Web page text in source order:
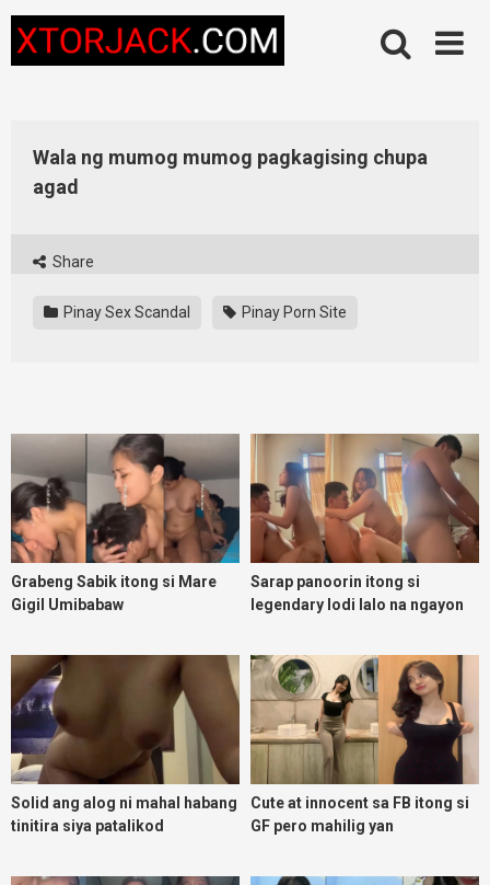
content
Wala ng mumog mumog pagkagising chupa
agad
Share
Pinay Sex Scandal Pinay Porn Site
Grabeng Sabik itong si Mare
Gigil Umibabaw
Sarap panoorin itong si
legendary lodi lalo na ngayon
Solid ang alog ni mahal habang
tinitira siya patalikod
Cute at innocent sa FB itong si
GF pero mahilig yan